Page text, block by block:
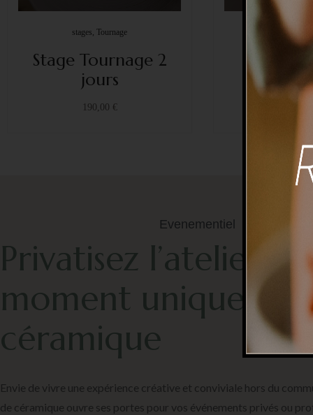
Stage Tournage 2
jours
stages, Tournage
190,00 €
Stage
Evenementiel
Privatisez l’atelier
moment unique en
céramique
Envie de vivre une expérience créative et conviviale hors du
de céramique ouvre ses portes pour vos événements privés ou